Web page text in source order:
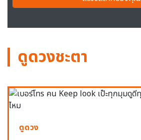
ดูดวงชะตา
ดูดวง